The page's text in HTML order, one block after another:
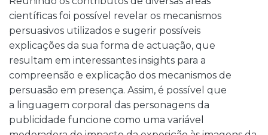
científicas foi possível revelar os mecanismos
persuasivos utilizados e sugerir possíveis
explicações da sua forma de actuação, que
resultam em interessantes insights para a
compreensão e explicação dos mecanismos de
persuasão em presença. Assim, é possível que
a linguagem corporal das personagens da
publicidade funcione como uma variável